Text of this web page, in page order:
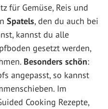
für Gemüse, Reis und
Spatels, den du auch bei
kannst du alle
gesetzt werden,
Besonders schön:
angepasst, so kannst
Im
Cooking Rezepte,